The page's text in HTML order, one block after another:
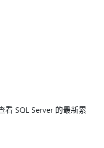
SQL Server 的最新累